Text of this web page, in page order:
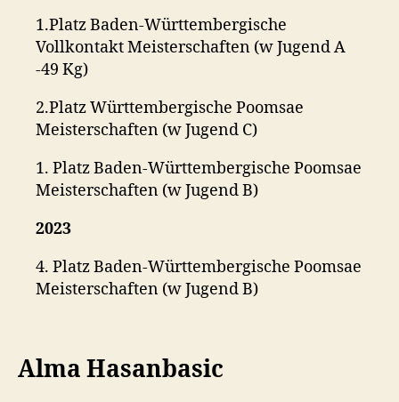
1.Platz Baden-Württembergische
Vollkontakt Meisterschaften (w Jugend A
-49 Kg)
2.Platz Württembergische Poomsae
Meisterschaften (w Jugend C)
1. Platz Baden-Württembergische Poomsae
Meisterschaften (w Jugend B)
2023
4. Platz Baden-Württembergische Poomsae
Meisterschaften (w Jugend B)
Alma Hasanbasic